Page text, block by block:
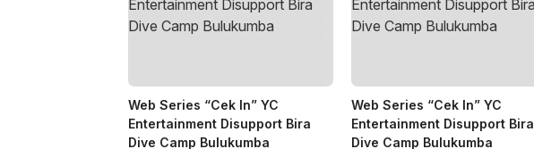
Web Series “Cek In” YC
Entertainment Disupport Bira
Dive Camp Bulukumba
Web Series “Cek In” YC
Entertainment Disupport Bira
Dive Camp Bulukumba